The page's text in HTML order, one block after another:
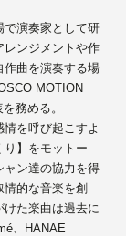
で演奏家として研
レンジメントや作
作曲を演奏する場
MOTION
務める。
情を呼び起こすよ
り】をモットー
ャン達の協力を得
的な音楽を創
た楽曲は過去に
、HANAE